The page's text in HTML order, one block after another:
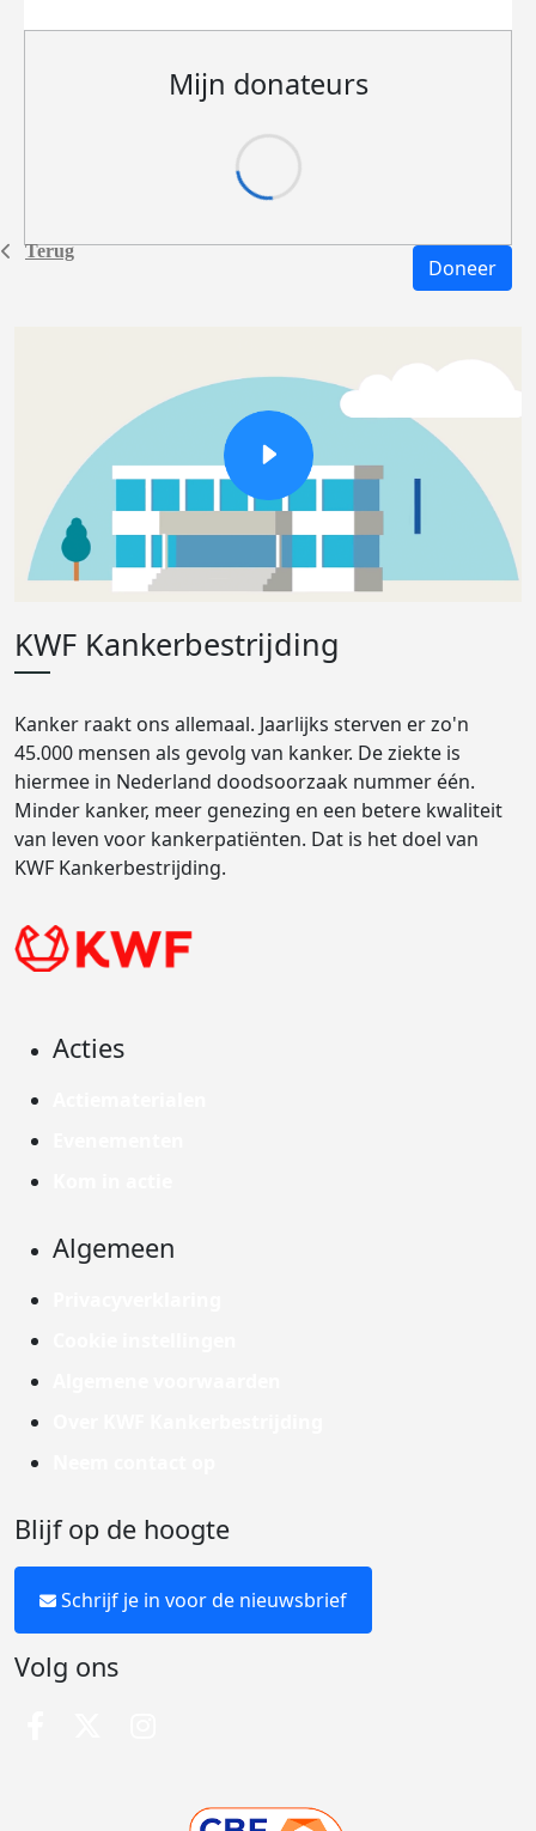
Terug
Mijn donateurs
Doneer
KWF Kankerbestrijding
Kanker raakt ons allemaal. Jaarlijks sterven er zo'n
45.000 mensen als gevolg van kanker. De ziekte is
hiermee in Nederland doodsoorzaak nummer één.
Minder kanker, meer genezing en een betere kwaliteit
van leven voor kankerpatiënten. Dat is het doel van
KWF Kankerbestrijding.
Acties
Algemeen
Blijf op de hoogte
Schrijf je in voor de nieuwsbrief
Volg ons